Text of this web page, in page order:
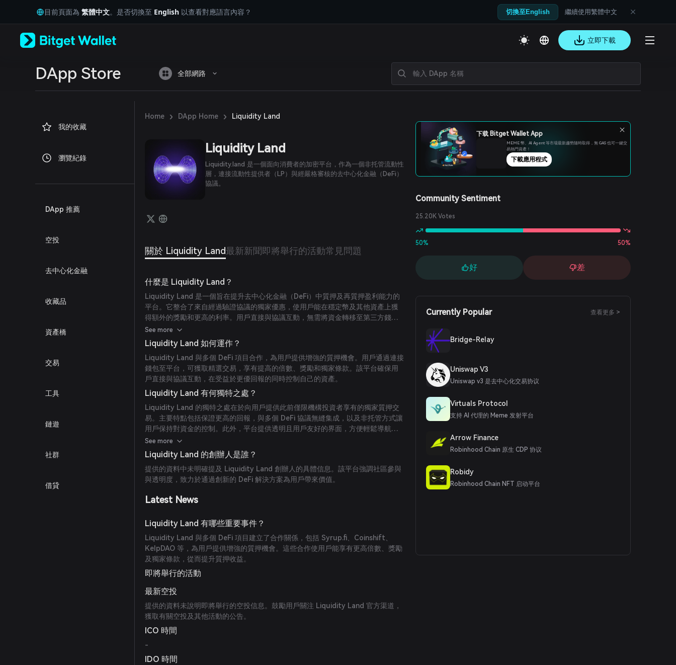
Tiếng Việt
Русский
Español (Latinoamérica)
Português (Portugal)
Bahasa Indonesia
Español (Argentina)
目前頁面為 繁體中文。是否切換至 English 以查看對應語言內容？ 切換至English 繼續使用繁體中文
立即下載
DApp Store 全部網路
我的收藏
瀏覽紀錄
DApp 推薦
空投
去中心化金融
收藏品
資產橋
交易
工具
鏈遊
社群
借貸
Home › DApp Home › Liquidity Land
Liquidity Land
Liquidity.land 是一個面向消費者的加密平台，作為一個非托管流動性
層，連接流動性提供者（LP）與經嚴格審核的去中心化金融（DeFi）
協議。
關於 Liquidity Land最新新聞即將舉行的活動常見問題
什麼是 Liquidity Land？
Liquidity Land 是一個旨在提升去中心化金融（DeFi）中質押及再質押盈利能力的
平台。它整合了來自經過驗證協議的獨家優惠，使用戶能在穩定幣及其他資產上獲
得額外的獎勵和更高的利率。用戶直接與協議互動，無需將資金轉移至第三方錢
包，確保安全性和透明度。
See more
Liquidity Land 如何運作？
Liquidity Land 與多個 DeFi 項目合作，為用戶提供增強的質押機會。用戶通過連接
錢包至平台，可獲取精選交易，享有提高的倍數、獎勵和獨家條款。該平台確保用
戶直接與協議互動，在受益於更優回報的同時控制自己的資產。
Liquidity Land 有何獨特之處？
Liquidity Land 的獨特之處在於向用戶提供此前僅限機構投資者享有的獨家質押交
易。主要特點包括保證更高的回報，與多個 DeFi 協議無縫集成，以及非托管方式讓
用戶保持對資金的控制。此外，平台提供透明且用戶友好的界面，方便輕鬆導航與
參與。
See more
Liquidity Land 的創辦人是誰？
提供的資料中未明確提及 Liquidity Land 創辦人的具體信息。該平台強調社區參與
與透明度，致力於通過創新的 DeFi 解決方案為用戶帶來價值。
Latest News
Liquidity Land 有哪些重要事件？
Liquidity Land 與多個 DeFi 項目建立了合作關係，包括 Syrup.fi、Coinshift、
KelpDAO 等，為用戶提供增強的質押機會。這些合作使用戶能享有更高倍數、獎勵
及獨家條款，從而提升質押收益。
即將舉行的活動
最新空投
提供的資料未說明即將舉行的空投信息。鼓勵用戶關注 Liquidity Land 官方渠道，
獲取有關空投及其他活動的公告。
ICO 時間
-
IDO 時間
下载 Bitget Wallet App
MEME 幣、Al Agent 等市場最新趨勢隨時取得，無 GAS 也可一鍵交
易熱門資產！
下載應用程式
Community Sentiment
25.20K Votes
50% 50%
好 差
Currently Popular 查看更多 >
Bridge-Relay
Uniswap V3
Uniswap v3 是去中心化交易协议
Virtuals Protocol
支持 AI 代理的 Meme 发射平台
Arrow Finance
Robinhood Chain 原生 CDP 协议
Robidy
Robinhood Chain NFT 启动平台